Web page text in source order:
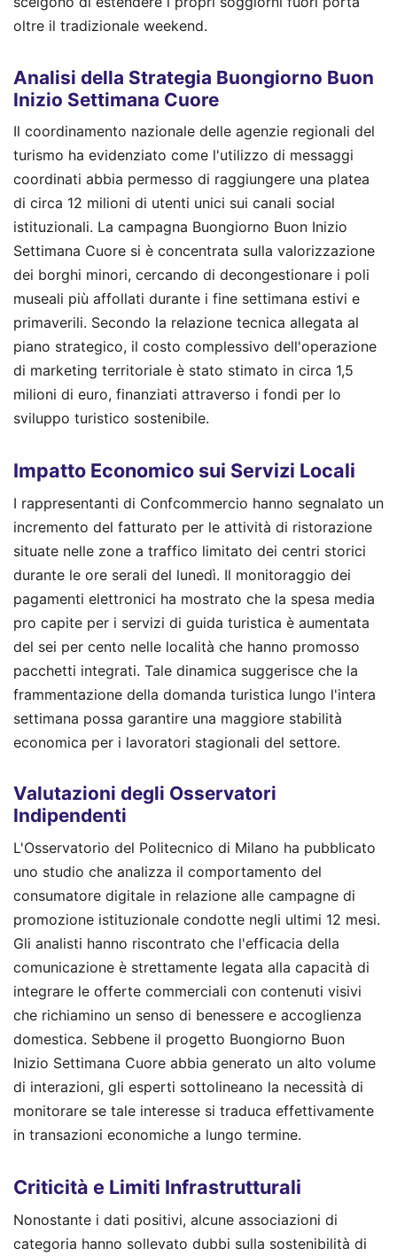
oltre il tradizionale weekend.
Analisi della Strategia Buongiorno Buon
Inizio Settimana Cuore
Il coordinamento nazionale delle agenzie regionali del
turismo ha evidenziato come l'utilizzo di messaggi
coordinati abbia permesso di raggiungere una platea
di circa 12 milioni di utenti unici sui canali social
istituzionali. La campagna Buongiorno Buon Inizio
Settimana Cuore si è concentrata sulla valorizzazione
dei borghi minori, cercando di decongestionare i poli
museali più affollati durante i fine settimana estivi e
primaverili. Secondo la relazione tecnica allegata al
piano strategico, il costo complessivo dell'operazione
di marketing territoriale è stato stimato in circa 1,5
milioni di euro, finanziati attraverso i fondi per lo
sviluppo turistico sostenibile.
Impatto Economico sui Servizi Locali
I rappresentanti di Confcommercio hanno segnalato un
incremento del fatturato per le attività di ristorazione
situate nelle zone a traffico limitato dei centri storici
durante le ore serali del lunedì. Il monitoraggio dei
pagamenti elettronici ha mostrato che la spesa media
pro capite per i servizi di guida turistica è aumentata
del sei per cento nelle località che hanno promosso
pacchetti integrati. Tale dinamica suggerisce che la
frammentazione della domanda turistica lungo l'intera
settimana possa garantire una maggiore stabilità
economica per i lavoratori stagionali del settore.
Valutazioni degli Osservatori
Indipendenti
L'Osservatorio del Politecnico di Milano ha pubblicato
uno studio che analizza il comportamento del
consumatore digitale in relazione alle campagne di
promozione istituzionale condotte negli ultimi 12 mesi.
Gli analisti hanno riscontrato che l'efficacia della
comunicazione è strettamente legata alla capacità di
integrare le offerte commerciali con contenuti visivi
che richiamino un senso di benessere e accoglienza
domestica. Sebbene il progetto Buongiorno Buon
Inizio Settimana Cuore abbia generato un alto volume
di interazioni, gli esperti sottolineano la necessità di
monitorare se tale interesse si traduca effettivamente
in transazioni economiche a lungo termine.
Criticità e Limiti Infrastrutturali
Nonostante i dati positivi, alcune associazioni di
categoria hanno sollevato dubbi sulla sostenibilità di